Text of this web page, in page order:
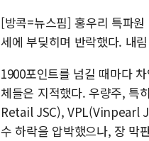
[방콕=뉴스핌] 홍우리 특파
세에 부딪히며 반락했다. 내
1900포인트를 넘길 때마다
체들은 지적했다. 우량주,
Retail JSC), VPL(Vinpearl
수 하락을 압박했으나, 장 막